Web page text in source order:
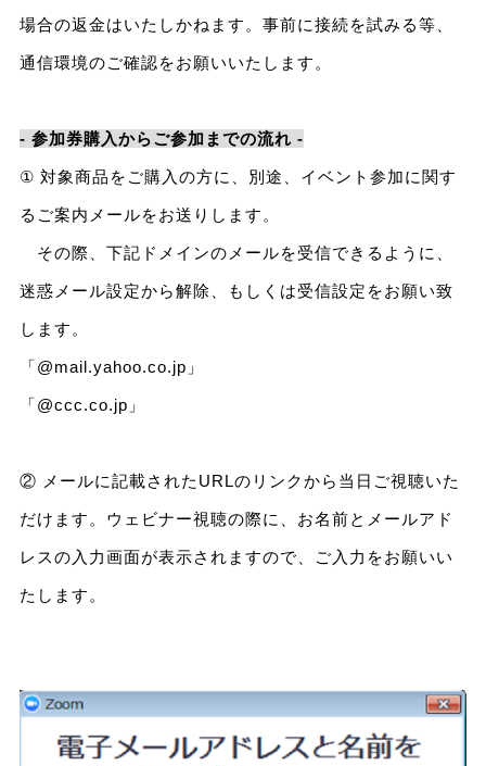
場合の返金はいたしかねます。事前に接続を試みる等、
通信環境のご確認をお願いいたします。
- 参加券購入からご参加までの流れ -
① 対象商品をご購入の方に、別途、イベント参加に関す
るご案内メールをお送りします。
その際、下記ドメインのメールを受信できるように、
迷惑メール設定から解除、もしくは受信設定をお願い致
します。
「@mail.yahoo.co.jp」
「@ccc.co.jp」
② メールに記載されたURLのリンクから当日ご視聴いた
だけます。ウェビナー視聴の際に、お名前とメールアド
レスの入力画面が表示されますので、ご入力をお願いい
たします。